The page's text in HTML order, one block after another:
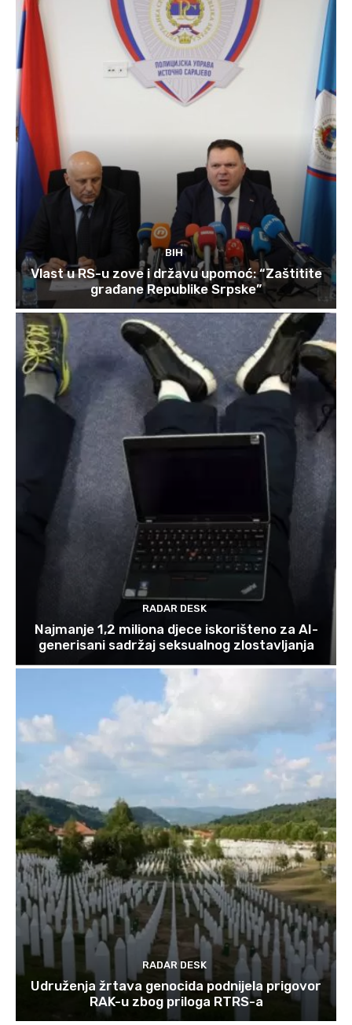
BIH
Vlast u RS-u zove i državu upomoć: “Zaštitite
građane Republike Srpske”
RADAR DESK
Najmanje 1,2 miliona djece iskorišteno za AI-
generisani sadržaj seksualnog zlostavljanja
RADAR DESK
Udruženja žrtava genocida podnijela prigovor
RAK-u zbog priloga RTRS-a